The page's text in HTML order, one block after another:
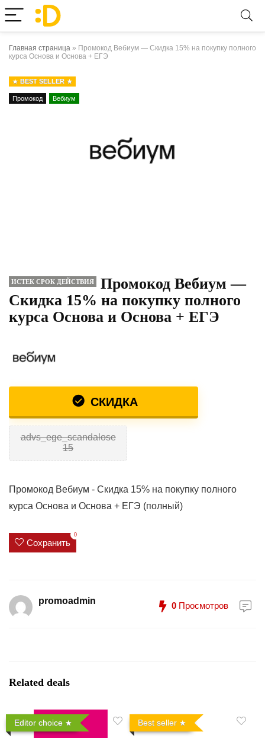
Главная страница » Промокод Вебиум — Скидка 15% на покупку полного
курса Основа и Основа + ЕГЭ
BEST SELLER
Промокод Вебиум
ИСТЕК СРОК ДЕЙСТВИЯ
Промокод Вебиум —
Скидка 15% на покупку полного
курса Основа и Основа + ЕГЭ
СКИДКА
advs_ege_scandalose
15
Промокод Вебиум - Скидка 15% на покупку полного
курса Основа и Основа + ЕГЭ (полный)
Сохранить
0
promoadmin 0 Просмотров
Related deals
Editor choice Best seller